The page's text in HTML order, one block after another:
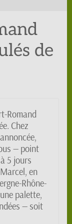
de
Romand
Chez
— point
5 jours
en
Rhône-
palette,
— soit